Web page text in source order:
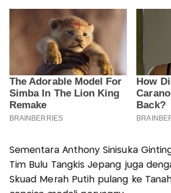
Sementara Anthony Sinisuka
Tim Bulu Tangkis Jepang juga
Skuad Merah Putih pulang ke